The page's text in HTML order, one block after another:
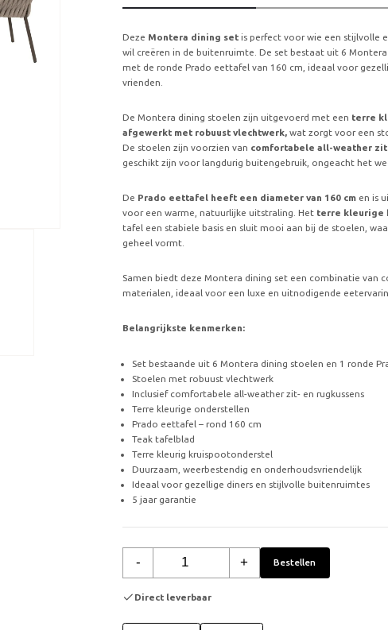
Deze Montera dining setis perfect voor wie een stijlvolle
wil creëren in de buitenruimte. De set bestaat uit 6
met de ronde Prado eettafel van 160 cm, ideaal voor
vrienden.
De Montera dining stoelen zijn uitgevoerd met een terre
afgewerkt met robuust vlechtwerk, wat zorgt voor een
De stoelen zijn voorzien van comfortabele all-weather
geschikt zijn voor langdurig buitengebruik, ongeacht het
De Prado eettafel heeft een diameter van 160 cm en is
voor een warme, natuurlijke uitstraling. Het terre kleurige
tafel een stabiele basis en sluit mooi aan bij de stoelen,
geheel vormt.
Samen biedt deze Montera dining set een combinatie van
materialen, ideaal voor een luxe en uitnodigende
Belangrijkste kenmerken:
Set bestaande uit 6 Montera dining stoelen en 1 ronde
Stoelen met robuust vlechtwerk
Inclusief comfortabele all-weather zit- en rugkussens
Terre kleurige onderstellen
Prado eettafel – rond 160 cm
Teak tafelblad
Terre kleurig kruispootonderstel
Duurzaam, weerbestendig en onderhoudsvriendelijk
Ideaal voor gezellige diners en stijlvolle buitenruimtes
5 jaar garantie
- + Bestellen
Direct leverbaar